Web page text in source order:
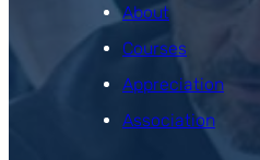
About
Courses
Appreciation
Association